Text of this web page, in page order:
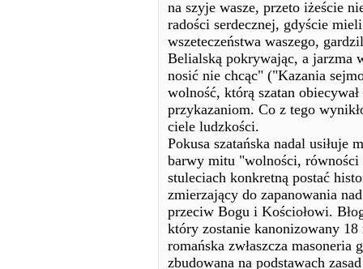
na szyje wasze, przeto iżeście
radości serdecznej, gdyście
wszeteczeństwa waszego,
Belialską pokrywając, a jarzma
nosić nie chcąc" ("Kazania
wolność, którą szatan
przykazaniom. Co z tego
ciele ludzkości.
Pokusa szatańska nadal
barwy mitu "wolności, równości
stuleciach konkretną postać
zmierzający do zapanowania
przeciw Bogu i Kościołowi.
który zostanie kanonizowany
romańska zwłaszcza
zbudowana na podstawach